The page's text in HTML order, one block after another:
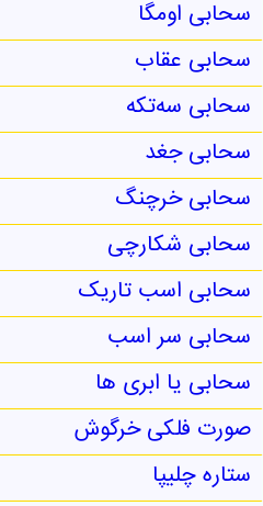
سحابی اومگا
سحابی عقاب
سحابی سه‌تکه
سحابی جغد
سحابی خرچنگ
سحابی شکارچی
سحابی اسب تاریک
سحابی سر اسب
سحابی یا ابری ها
صورت فلکی خرگوش
ستاره چلیپا